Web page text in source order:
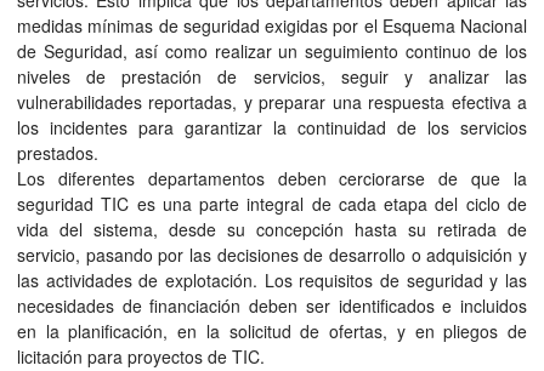
medidas mínimas de seguridad exigidas por el Esquema Nacional
de Seguridad, así como realizar un seguimiento continuo de los
niveles de prestación de servicios, seguir y analizar las
vulnerabilidades reportadas, y preparar una respuesta efectiva a
los incidentes para garantizar la continuidad de los servicios
prestados.
Los diferentes departamentos deben cerciorarse de que la
seguridad TIC es una parte integral de cada etapa del ciclo de
vida del sistema, desde su concepción hasta su retirada de
servicio, pasando por las decisiones de desarrollo o adquisición y
las actividades de explotación. Los requisitos de seguridad y las
necesidades de financiación deben ser identificados e incluidos
en la planificación, en la solicitud de ofertas, y en pliegos de
licitación para proyectos de TIC.